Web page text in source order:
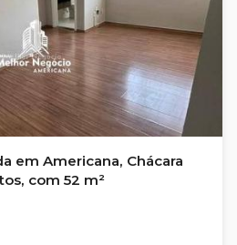
em Americana, Chácara
com 52 m²